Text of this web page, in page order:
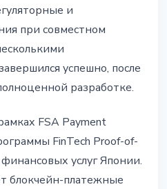
и
при совместном
успешно, после
разработке.
FSA Payment
FinTech Proof-of-
услуг Японии.
блокчейн-платежные